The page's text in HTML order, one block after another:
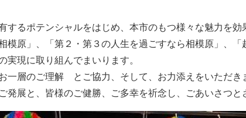
するポテンシャルをはじめ、本市のもつ様々な魅力を
模原」、「第２・第３の人生を過ごすなら相模原」、
実現に取り組んでまいります。
一層のご理解 とご協力、そして、お力添えをいただき
発展と、皆様のご健勝、ご多幸を祈念し、ごあいさつと